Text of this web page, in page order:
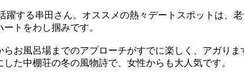
する串田さん。オススメの熱々デートスポットは、
トをわし掴みです。
お風呂場までのアプローチがすでに楽しく、アガり
た中棚荘の冬の風物詩で、女性からも大人気です。